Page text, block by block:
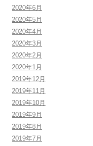
2020年6月
2020年5月
2020年4月
2020年3月
2020年2月
2020年1月
2019年12月
2019年11月
2019年10月
2019年9月
2019年8月
2019年7月